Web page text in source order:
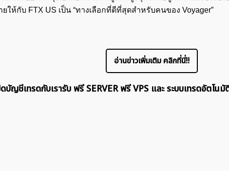
ให้กับ FTX US เป็น “ทางเลือกที่ดีที่สุดสำหรับคนของ Voyager”
อ่านข่าวเพิ่มเติม คลิกที่นี่!!
บัญชีเทรดกับเรารับ ฟรี SERVER ฟรี VPS และ ระบบเทรดอัตโ